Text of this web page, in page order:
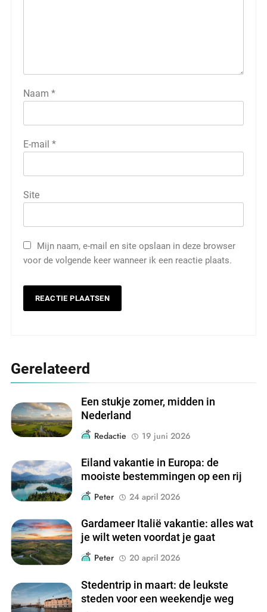
Naam *
E-mail *
Site
Mijn naam, e-mail en site opslaan in deze browser
voor de volgende keer wanneer ik een reactie plaats.
Gerelateerd
Een stukje zomer, midden in
Nederland
Redactie
19 juni 2026
Eiland vakantie in Europa: de
mooiste bestemmingen op een rij
Peter
24 april 2026
Gardameer Italië vakantie: alles wat
je wilt weten voordat je gaat
Peter
20 april 2026
Stedentrip in maart: de leukste
steden voor een weekendje weg